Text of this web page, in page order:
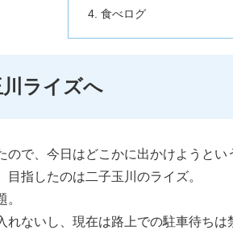
食べログ
ライズへ
で、今日はどこかに出かけようとい
指したのは二子玉川のライズ。
れないし、現在は路上での駐車待ちは